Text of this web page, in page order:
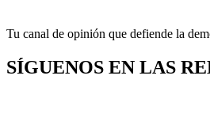
Tu canal de opinión que defiende la
SÍGUENOS EN LAS